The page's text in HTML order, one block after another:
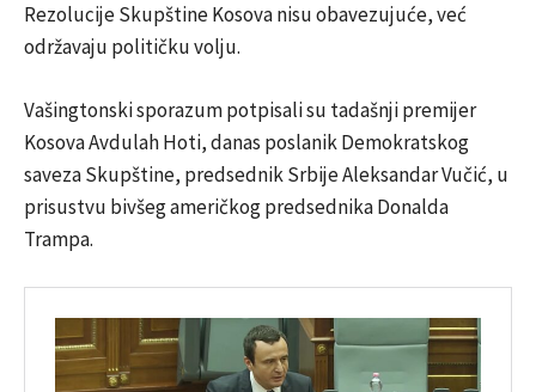
Rezolucije Skupštine Kosova nisu obavezujuće, već
održavaju političku volju.
Vašingtonski sporazum potpisali su tadašnji premijer
Kosova Avdulah Hoti, danas poslanik Demokratskog
saveza Skupštine, predsednik Srbije Aleksandar Vučić, u
prisustvu bivšeg američkog predsednika Donalda
Trampa.